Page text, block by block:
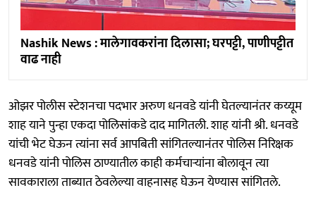
Nashik News : मालेगावकरांना दिलासा; घरपट्टी, पाणीपट्टीत
वाढ नाही
ओझर पोलीस स्टेशनचा पदभार अरुण धनवडे यांनी घेतल्यानंतर कय्यूम
शाह याने पुन्हा एकदा पोलिसांकडे दाद मागितली. शाह यांनी श्री. धनवडे
यांची भेट घेऊन त्यांना सर्व आपबिती सांगितल्यानंतर पोलिस निरिक्षक
धनवडे यांनी पोलिस ठाण्यातील काही कर्मचाऱ्यांना बोलावून त्या
सावकाराला ताब्यात ठेवलेल्या वाहनासह घेऊन येण्यास सांगितले.